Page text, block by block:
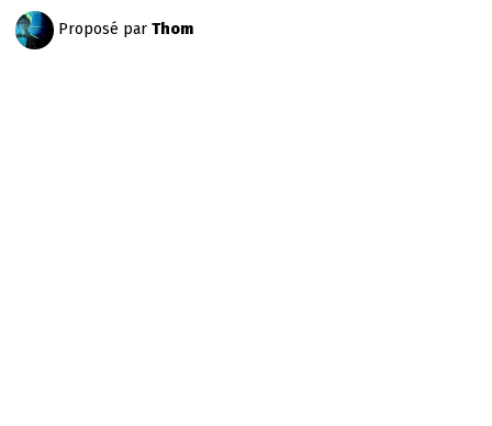
Proposé par Thom